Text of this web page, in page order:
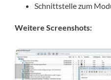
Schnittstelle zum
Weitere Screenshots: